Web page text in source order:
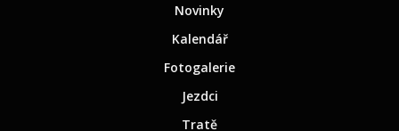
Novinky
Kalendář
Fotogalerie
Jezdci
Tratě